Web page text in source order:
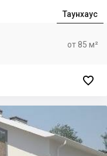
Таунхаус
от 85 м²
